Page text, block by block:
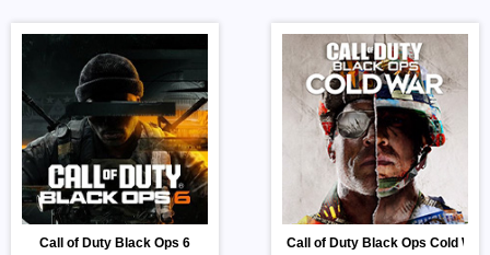
Call of Duty Black Ops 6 Call of Duty Black Ops Cold War